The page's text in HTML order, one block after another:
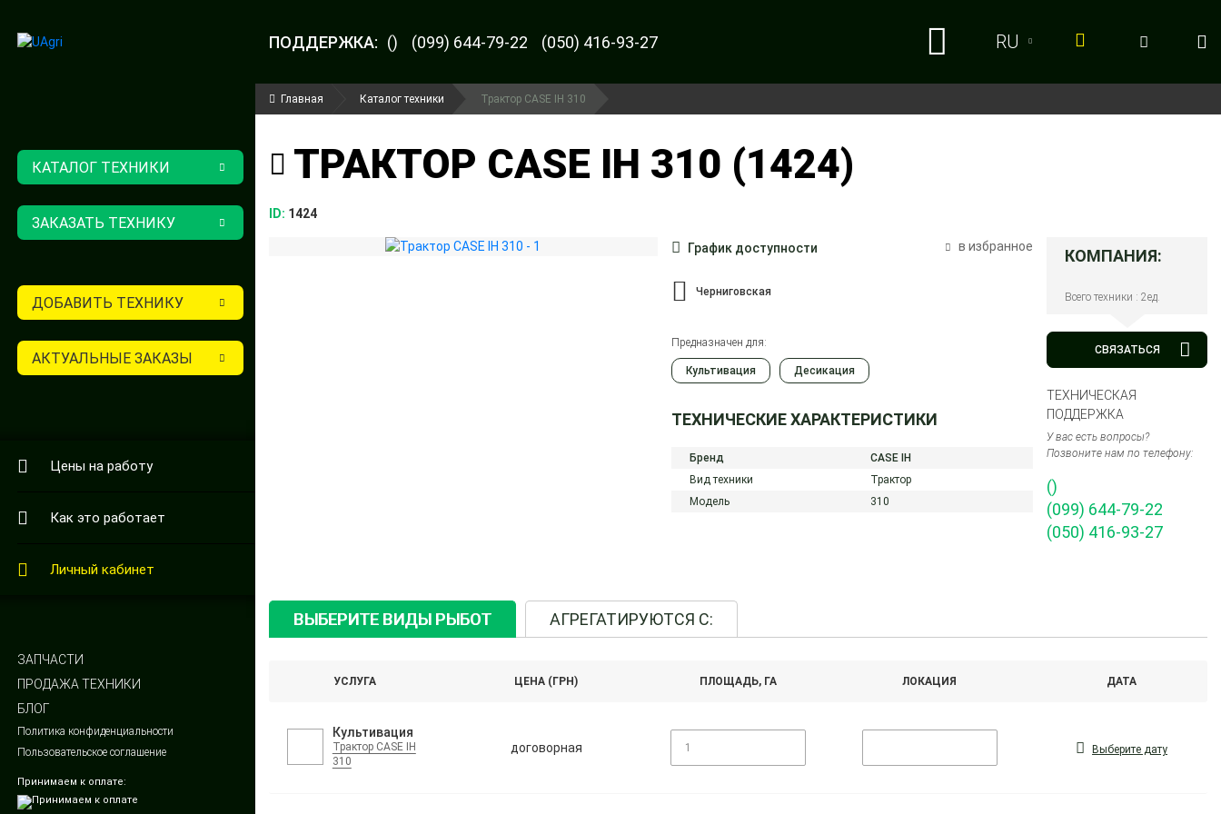
ПОДДЕРЖКА: () (099) 644-79-22 (050) 416-93-27
RU
КАТАЛОГ ТЕХНИКИ
ЗАКАЗАТЬ ТЕХНИКУ
ДОБАВИТЬ ТЕХНИКУ
АКТУАЛЬНЫЕ ЗАКАЗЫ
Цены на работу
Как это работает
Личный кабинет
ЗАПЧАСТИ
ПРОДАЖА ТЕХНИКИ
БЛОГ
Политика конфиденциальности
Пользовательское соглашение
Принимаем к оплате:
Главная Каталог техники Трактор CASE IH 310
ТРАКТОР CASE IH 310 (1424)
ID: 1424
График доступности в избранное
Черниговская
Предназначен для:
Культивация Десикация
ТЕХНИЧЕСКИЕ ХАРАКТЕРИСТИКИ
Бренд
CASE IH
Вид техники
Трактор
Модель
310
КОМПАНИЯ:
Всего техники : 2ед.
СВЯЗАТЬСЯ
ТЕХНИЧЕСКАЯ
ПОДДЕРЖКА
У вас есть вопросы?
Позвоните нам по телефону:
()
(099) 644-79-22
(050) 416-93-27
ВЫБЕРИТЕ ВИДЫ РЫБОТ АГРЕГАТИРУЮТСЯ С:
УСЛУГА ЦЕНА (ГРН) ПЛОЩАДЬ, ГА ЛОКАЦИЯ ДАТА
Культивация
Трактор CASE IH
310
договорная Выберите дату